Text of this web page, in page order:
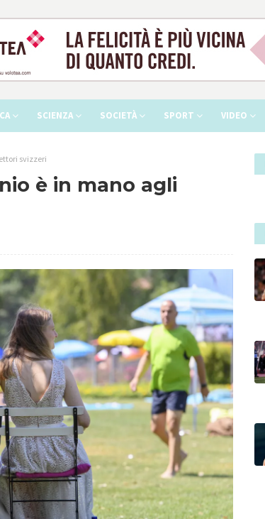
SCIENZA SOCIETÀ SPORT VIDEO
svizzeri
è in mano agli